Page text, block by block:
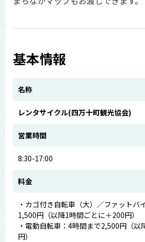
基本情報
名称
レンタサイクル(四万十町観光協会)
営業時間
8:30-17:00
料金
・カゴ付き自転車（大）／ファットバ
1,500円（以降1時間ごとに＋200円）
・電動自転車：4時間まで2,500円（以
円）